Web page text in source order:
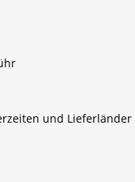
und Lieferländer